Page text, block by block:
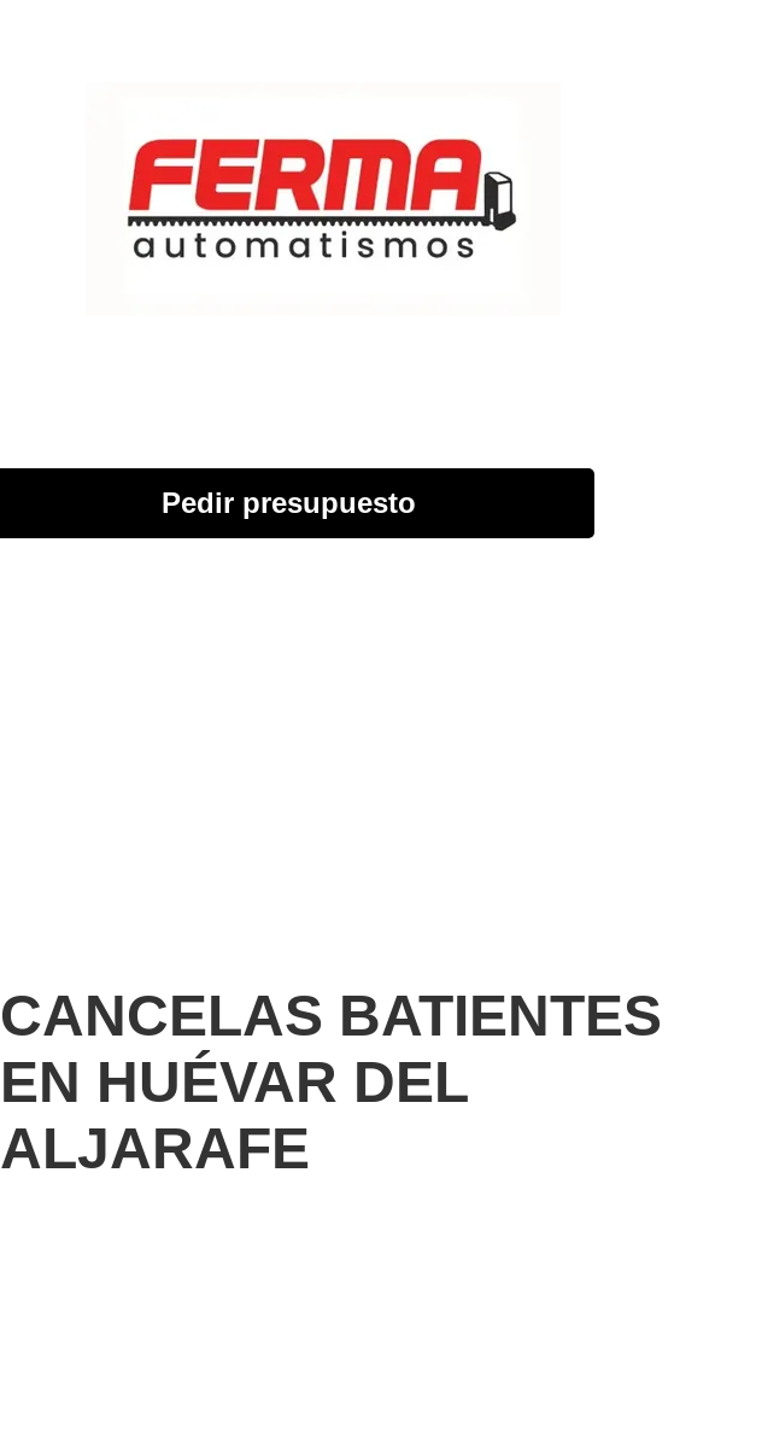
Pedir presupuesto
CANCELAS BATIENTES
EN HUÉVAR DEL
ALJARAFE